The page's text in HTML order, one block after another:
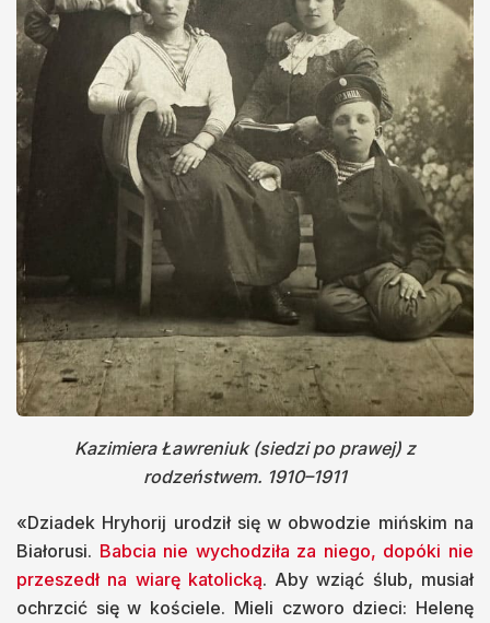
Kazimiera Ławreniuk (siedzi po prawej) z
rodzeństwem. 1910–1911
«Dziadek Hryhorij urodził się w obwodzie mińskim na
Białorusi. Babcia nie wychodziła za niego, dopóki nie
przeszedł na wiarę katolicką. Aby wziąć ślub, musiał
ochrzcić się w kościele. Mieli czworo dzieci: Helenę